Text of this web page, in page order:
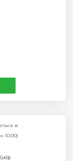
в
10:00)
64, Київ